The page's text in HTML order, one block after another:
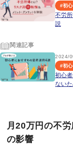
#初
不労
説
関連記事
2024/
#初
初心
ない
月20万円の不
の影響